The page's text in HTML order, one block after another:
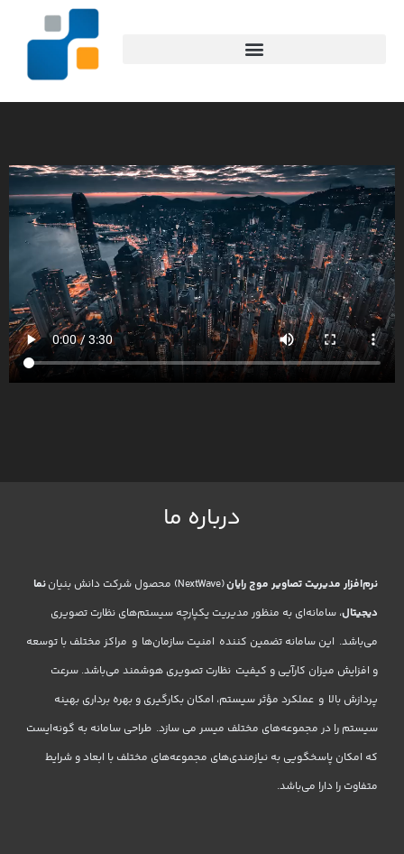
درباره ما
نرم‌افزار مدیریت تصاویر موج رایان(NextWave) محصول شرکت دانش بنیان
نما
دیجیتال، سامانه‌ای به منظور مدیریت یکپارچه سیستم‌های نظارت تصویری
می‌باشد. این سامانه تضمین کننده امنیت سازمان‌ها و مراکز مختلف با توسعه
و افزایش میزان کارآیی و کیفیت نظارت تصویری هوشمند می‌باشد. سرعت
پردازش بالا و عملکرد مؤثر سیستم، امکان بکارگیری و بهره برداری بهینه
سیستم را در مجموعه‌های مختلف میسر می سازد. طراحی سامانه به گونه‌ایست
که امکان پاسخگویی به نیازمندی‌های مجموعه‌های مختلف با ابعاد و شرایط
متفاوت را دارا می‌باشد.